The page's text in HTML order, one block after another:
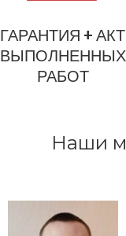
ГАРАНТИЯ + АКТ
ВЫПОЛНЕННЫХ
РАБОТ
Наши